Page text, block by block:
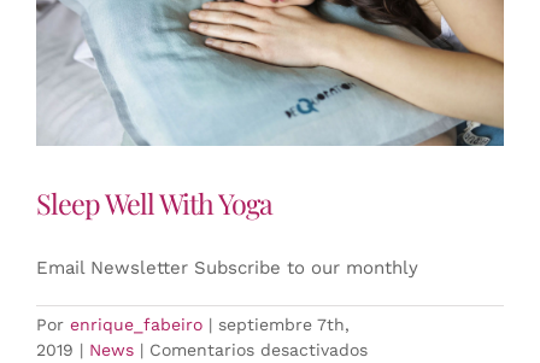
Sleep Well With Yoga
Email Newsletter Subscribe to our monthly
Por enrique_fabeiro | septiembre 7th,
2019 | News | Comentarios desactivadosen